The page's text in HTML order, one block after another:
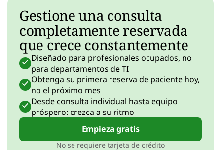
Gestione una consulta
completamente reservada
que crece constantemente
Diseñado para profesionales ocupados, no
para departamentos de TI
Obtenga su primera reserva de paciente hoy,
no el próximo mes
Desde consulta individual hasta equipo
próspero: crezca a su ritmo
Empieza gratis
No se requiere tarjeta de crédito